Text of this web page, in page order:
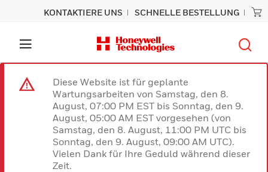
KONTAKTIERE UNS SCHNELLE BESTELLUNG
Diese Website ist für geplante
Wartungsarbeiten von Samstag, den 8.
August, 07:00 PM EST bis Sonntag, den 9.
August, 05:00 AM EST vorgesehen (von
Samstag, den 8. August, 11:00 PM UTC bis
Sonntag, den 9. August, 09:00 AM UTC).
Vielen Dank für Ihre Geduld während dieser
Zeit.